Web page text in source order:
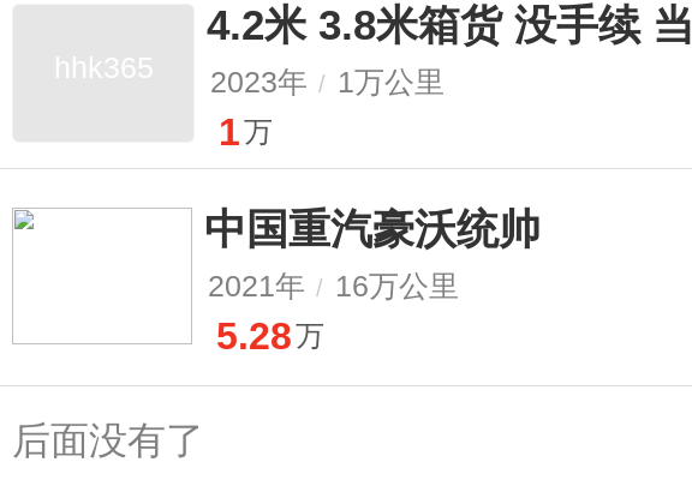
hhk365
4.2米 3.8米箱货 没手续 当
2023年 / 1万公里
1万
中国重汽豪沃统帅
2021年 / 16万公里
5.28万
后面没有了